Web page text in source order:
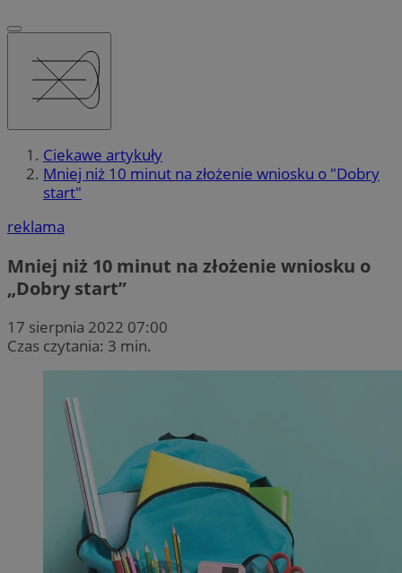
Ciekawe artykuły
Mniej niż 10 minut na złożenie wniosku o "Dobry
start"
reklama
Mniej niż 10 minut na złożenie wniosku o
„Dobry start”
17 sierpnia 2022 07:00
Czas czytania: 3 min.